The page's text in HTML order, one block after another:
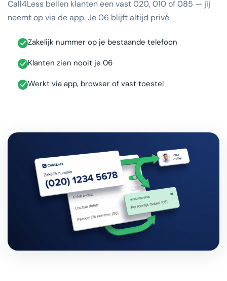
Call4Less bellen klanten een vast 020, 010 of 085 — jij
neemt op via de app. Je 06 blijft altijd privé.
Zakelijk nummer op je bestaande telefoon
Klanten zien nooit je 06
Werkt via app, browser of vast toestel